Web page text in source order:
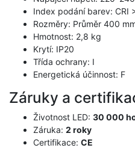
Index podání barev: CRI
Rozměry: Průměr 400
Hmotnost: 2,8 kg
Krytí: IP20
Třída ochrany: I
Energetická účinnost: F
Záruky a
Životnost LED: 30 000
Záruka: 2 roky
Certifikace: CE